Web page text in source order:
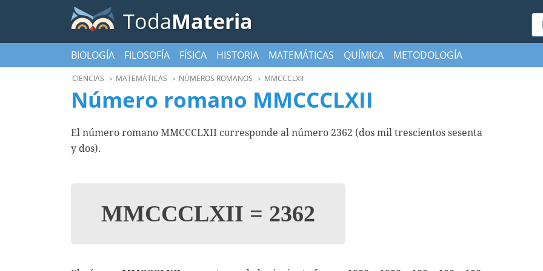
TodaMateria
BIOLOGÍA FILOSOFÍA FÍSICA HISTORIA MATEMÁTICAS QUÍMICA METODOLOGÍA
CIENCIAS MATEMÁTICAS NÚMEROS ROMANOS MMCCCLXII
Número romano MMCCCLXII
El número romano MMCCCLXII corresponde al número 2362 (dos mil trescientos sesenta
y dos).
MMCCCLXII = 2362